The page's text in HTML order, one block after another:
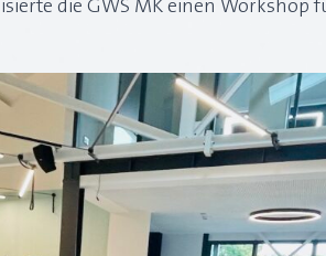
die GWS MK einen Workshop